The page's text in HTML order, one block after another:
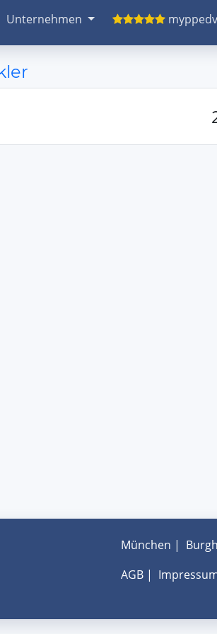
Unternehmen myppedv
München |
AGB|